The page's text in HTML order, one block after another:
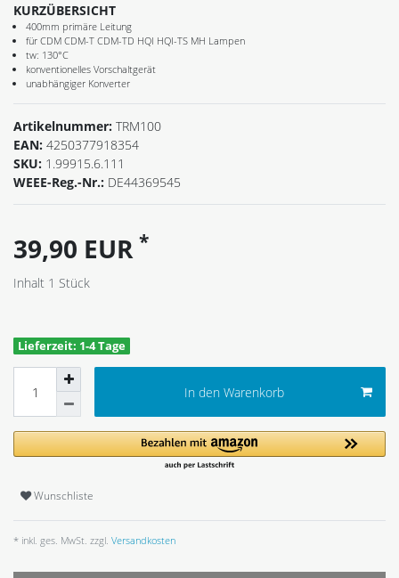
KURZÜBERSICHT
400mm primäre Leitung
für CDM CDM-T CDM-TD HQI HQI-TS MH Lampen
tw: 130°C
konventionelles Vorschaltgerät
unabhängiger Konverter
Artikelnummer: TRM100
EAN: 4250377918354
SKU: 1.99915.6.111
WEEE-Reg.-Nr.: DE44369545
39,90 EUR *
Inhalt 1 Stück
Lieferzeit: 1-4 Tage
In den Warenkorb
Wunschliste
* inkl. ges. MwSt. zzgl. Versandkosten